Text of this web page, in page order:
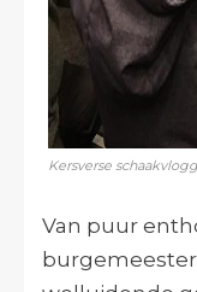
Kersverse
Van puur
burgemeester